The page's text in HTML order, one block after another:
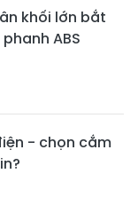
khối lớn bắt
ABS
- chọn cắm